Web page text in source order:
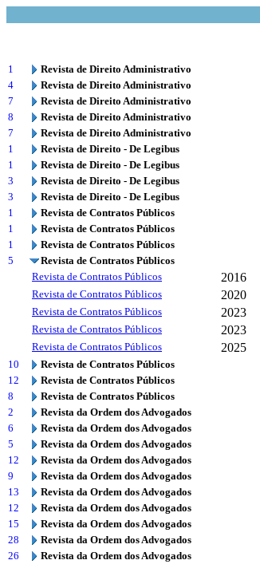
1
Revista de Direito Administrativo
4
Revista de Direito Administrativo
7
Revista de Direito Administrativo
8
Revista de Direito Administrativo
7
Revista de Direito Administrativo
1
Revista de Direito - De Legibus
1
Revista de Direito - De Legibus
3
Revista de Direito - De Legibus
3
Revista de Direito - De Legibus
1
Revista de Contratos Públicos
1
Revista de Contratos Públicos
1
Revista de Contratos Públicos
5
Revista de Contratos Públicos
Revista de Contratos Públicos
2016
Revista de Contratos Públicos 2020
Revista de Contratos Públicos 2023
Revista de Contratos Públicos 2023
Revista de Contratos Públicos 2025
10
Revista de Contratos Públicos
12
Revista de Contratos Públicos
8
Revista de Contratos Públicos
2
Revista da Ordem dos Advogados
6
Revista da Ordem dos Advogados
5
Revista da Ordem dos Advogados
12
Revista da Ordem dos Advogados
9
Revista da Ordem dos Advogados
13
Revista da Ordem dos Advogados
12
Revista da Ordem dos Advogados
15
Revista da Ordem dos Advogados
28
Revista da Ordem dos Advogados
26
Revista da Ordem dos Advogados